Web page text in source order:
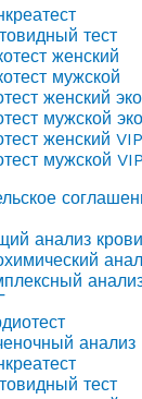
тест
женский
мужской
женский
мужской
женский VIP
мужской VIP
анализ крови
анализ
тест